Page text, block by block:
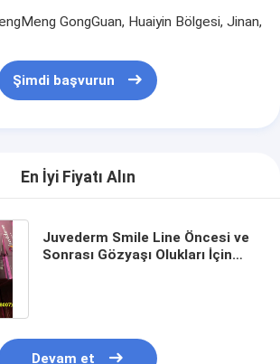
GongGuan, Huaiyin Bölgesi, Jinan,
Şimdi başvurun
En İyi Fiyatı Alın
Juvederm Smile Line Öncesi ve
Sonrası Gözyaşı Olukları İçin
Devam et